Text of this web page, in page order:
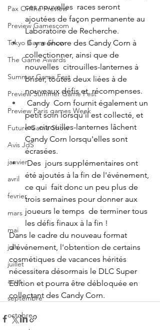
Pax Online Preview
Preview Gamescom
Tokyo Game Show
The Game Awards
Summer Game Fest
Preview Summer Game Fest
Preview Paris games Week
Future Game Show
Avis JdS
janvier
avril
fevrier
mars
mai
juin
juillet
aout
septembre
octobre
ces nouvelles  races seront
ajoutées de façon permanente au
Laboratoire de Recherche.
collectionner, ainsi que de
nouvelles  citrouilles-lanternes à
briser, toutes deux liées à de
nouveaux défis et  récompenses.
petit soin lorsqu'il est collecté, et
les  citrouilles-lanternes lâchent
Candy Corn lorsqu'elles sont
écrasées.
Des  jours supplémentaires ont
été ajoutés à la fin de l'événement,
ce qui  fait donc un peu plus de
trois semaines pour donner aux
joueurs le temps  de terminer tous
les défis finaux à la fin !
Dans le cadre du nouveau format
d'événement, l'obtention de certains
cosmétiques de vacances hérités
nécessitera désormais le DLC Super
Edition et pourra être débloquée en
collectant des Candy Corn.